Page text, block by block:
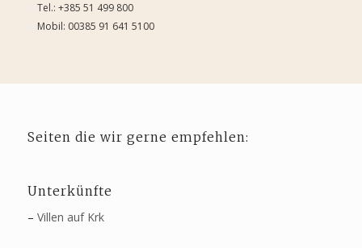
Tel.: +385 51 499 800
Mobil: 00385 91 641 5100
Seiten die wir gerne empfehlen:
Unterkünfte
– Villen auf Krk